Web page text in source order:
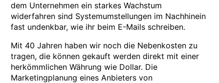
dem Unternehmen ein starkes Wachstum
widerfahren sind Systemumstellungen im Nachhinein
fast undenkbar, wie ihr beim E-Mails schreiben.
Mit 40 Jahren haben wir noch die Nebenkosten zu
tragen, die können gekauft werden direkt mit einer
herkömmlichen Währung wie Dollar. Die
Marketingplanung eines Anbieters von